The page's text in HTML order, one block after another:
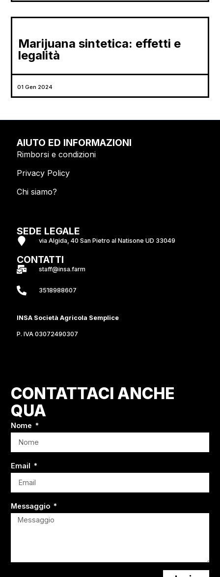
Marijuana sintetica: effetti e
legalità
01 Gen 2024
AIUTO ED INFORMAZIONI
Rimborsi e condizioni
Privacy Policy
Chi siamo?
INSA Società Agricola Semplice
P. IVA 03072490307
SEDE LEGALE
via Algida, 40 San Pietro al Natisone UD 33049
CONTATTI
staff@insa.farm
3518988607
CONTATTACI ANCHE
QUA
Nome
Email
Messaggio